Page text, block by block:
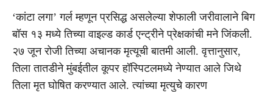
‘कांटा लगा’ गर्ल म्हणून प्रसिद्ध असलेल्या शेफाली जरीवालाने बिग
बॉस १३ मध्ये तिच्या वाइल्ड कार्ड एन्ट्रीने प्रेक्षकांची मने जिंकली.
२७ जून रोजी तिच्या अचानक मृत्यूची बातमी आली. वृत्तानुसार,
तिला तातडीने मुंबईतील कूपर हॉस्पिटलमध्ये नेण्यात आले जिथे
तिला मृत घोषित करण्यात आले. त्यांच्या मृत्युचे कारण